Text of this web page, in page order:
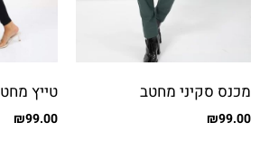
מכנס סקיני מחטב
₪99.00
טייץ
פפיונים
₪99.00